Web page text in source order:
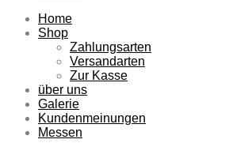
Home
Shop
Zahlungsarten
Versandarten
Zur Kasse
über uns
Galerie
Kundenmeinungen
Messen